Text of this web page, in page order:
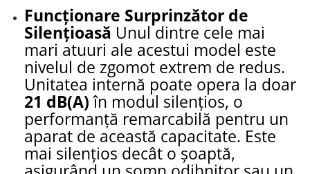
Funcționare Surprinzător de
Silențioasă Unul dintre cele mai
mari atuuri ale acestui model este
nivelul de zgomot extrem de redus.
Unitatea internă poate opera la doar
21 dB(A)în modul silențios, o
performanță remarcabilă pentru un
aparat de această capacitate. Este
mai silențios decât o șoaptă,